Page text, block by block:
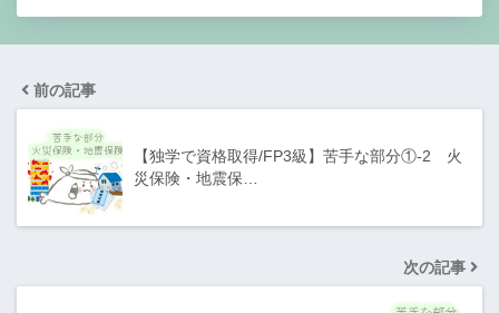
前の記事
【独学で資格取得/FP3級】苦手な部分①-2 火
災保険・地震保…
次の記事